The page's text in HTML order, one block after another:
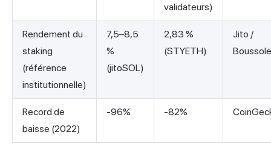
validateurs)
Rendement du
staking
(référence
institutionnelle)
7,5–8,5
%
(jitoSOL)
2,83 %
(STYETH)
Jito /
Boussole
Record de
baisse (2022)
-96% -82%